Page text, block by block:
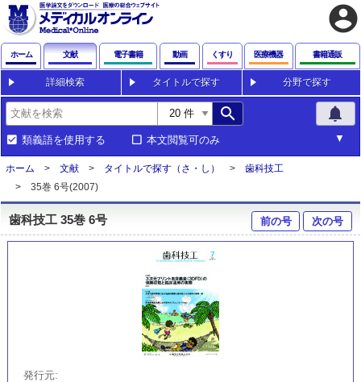
account_circle
ホーム 文献 電子書籍 動画 くすり 医療機器 書籍通販
詳細検索 タイトルで探す 分野で探す
search notifications
類義語を使用する 本文閲覧可のみ
ホーム 文献 タイトルで探す（さ・し）
歯科技工
35巻 6号(2007)
歯科技工 35巻 6号 前の号 次の号
発行元